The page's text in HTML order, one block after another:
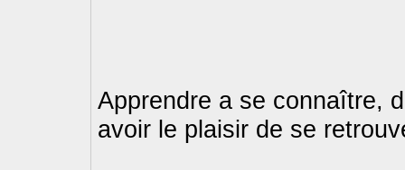
Apprendre a se connaître,
avoir le plaisir de se